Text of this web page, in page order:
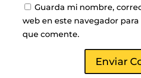
Guarda mi nombre,
web en este navegador
que comente.